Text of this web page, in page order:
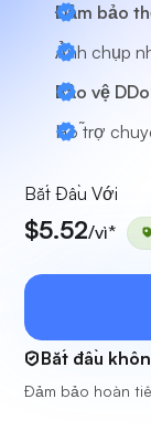
Đảm bảo
Ảnh chụp
Bảo vệ
Hỗ trợ
Bắt Đầu Với
$5.52/vì*
Bắt đầu
Đảm bảo hoàn